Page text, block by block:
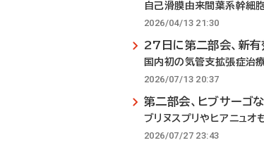
自己滑膜由来間葉系幹細
2026/04/13 21:30
27日に第二部会、新
国内初の気管支拡張症治
2026/07/13 20:37
第二部会、ヒブサーゴ
ブリヌスプリやヒアニュオ
2026/07/27 23:43